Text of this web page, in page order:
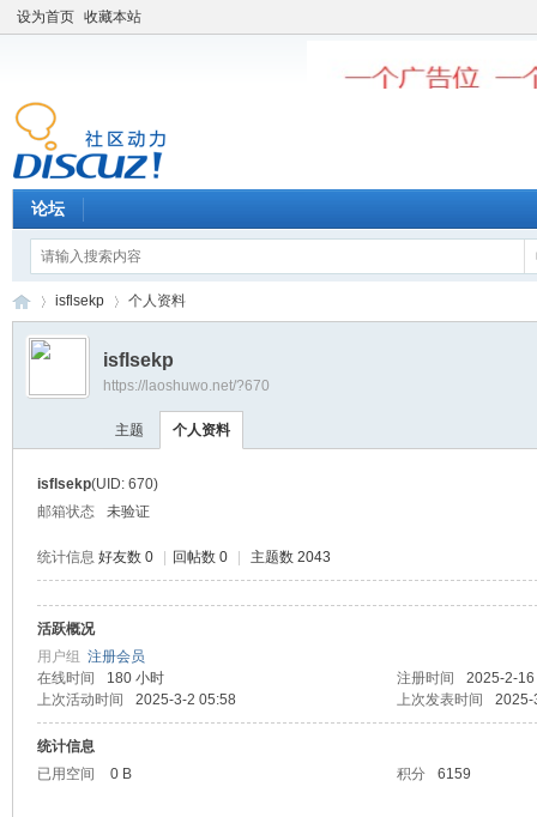
设为首页 收藏本站
论坛
›
isflsekp 个人资料
isflsekp
https://laoshuwo.net/?670
主题 个人资料
isflsekp(UID: 670)
邮箱状态
未验证
统计信息 好友数 0 回帖数 0 主题数 2043
活跃概况
用户组 注册会员
在线时间
180 小时 注册时间
2025-2-
上次活动时间
2025-3-2 05:58 上次发表时间 2025-
统计信息
已用空间
0 B 积分 6159